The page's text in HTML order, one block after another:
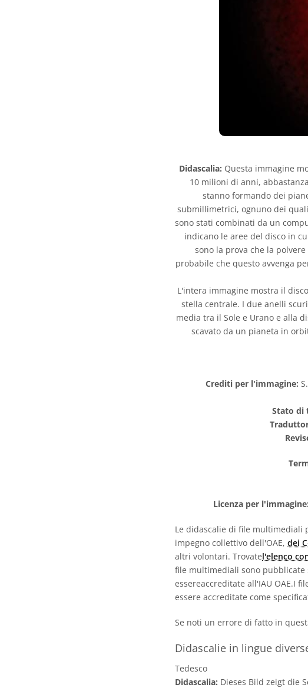
Didascalia: Questa immagine
10 milioni di anni,
stanno formando dei
submillimetrici, ognuno dei
sono stati combinati da un
indicano le aree del disco in
sono la prova che la
probabile che questo avvenga
L'intera immagine mostra il
stella centrale. I due anelli
media tra il Sole e Urano e alla
scavato da un pianeta in
Crediti per l'immagine:
Stato di
Licenza per l'immagine:
Le didascalie di file multimediali
impegno collettivo dell'OAE, dei
altri volontari. Trovatel'elenco
file multimediali sono pubblicate
essereaccreditate all'IAU OAE.I
essere accreditate come
Se noti un errore di fatto in
Didascalie in lingue
Tedesco
Didascalia: Dieses Bild zeigt die